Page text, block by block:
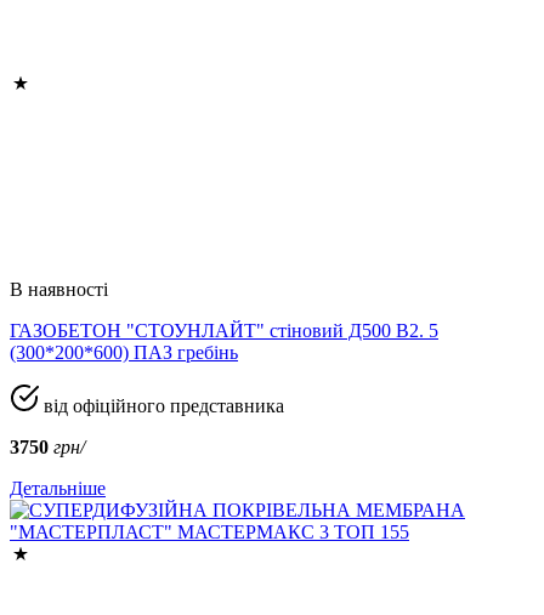
В наявності
ГАЗОБЕТОН "СТОУНЛАЙТ" стіновий Д500 В2. 5
(300*200*600) ПАЗ гребінь
від офіційного представника
3750 грн/
Детальніше